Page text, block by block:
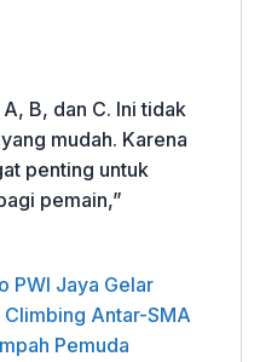
B, dan C. Ini tidak
mudah. Karena
penting untuk
pemain,”
PWI Jaya Gelar
Climbing Antar-SMA
Pemuda